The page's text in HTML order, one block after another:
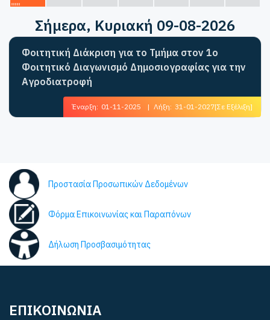
Σήμερα, Κυριακή 09-08-2026
Φοιτητική Διάκριση για το Τμήμα στον 1ο
Φοιτητικό Διαγωνισμό Δημοσιογραφίας για την
Αγροδιατροφή
Έναρξη: 01-11-2025 | Λήξη: 31-01-2027[Σε Εξέλιξη]
Προστασία Προσωπικών Δεδομένων
Φόρμα Επικοινωνίας και Παραπόνων
Δήλωση Προσβασιμότητας
ΕΠΙΚΟΙΝΩΝΙΑ